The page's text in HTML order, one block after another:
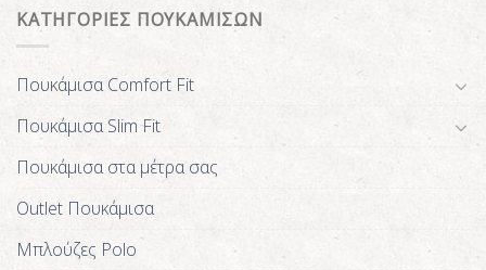
ΚΑΤΗΓΟΡΙΕΣ ΠΟΥΚΑΜΙΣΩΝ
Πουκάμισα Comfort Fit
Πουκάμισα Slim Fit
Πουκάμισα στα μέτρα σας
Outlet Πουκάμισα
Μπλούζες Polo